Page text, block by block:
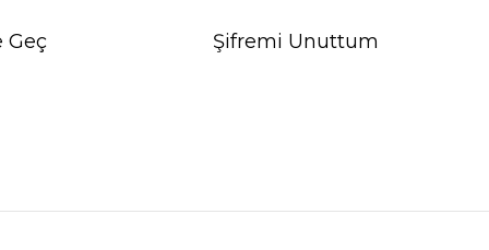
Geç Şifremi Unuttum